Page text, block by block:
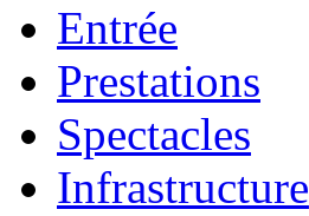
Entrée
Prestations
Spectacles
Infrastructure